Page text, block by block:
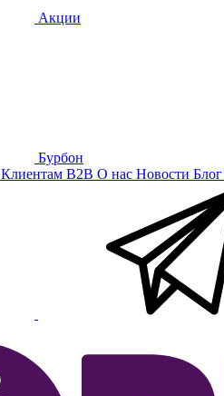
Акции
Бурбон
Клиентам B2B О нас Новости Блог